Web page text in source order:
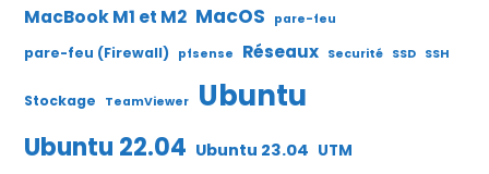
MacBook M1 et M2 MacOS pare-feu
pare-feu (Firewall) pfsense Réseaux Securité SSD SSH
Stockage TeamViewer Ubuntu
Ubuntu 22.04 Ubuntu 23.04 UTM